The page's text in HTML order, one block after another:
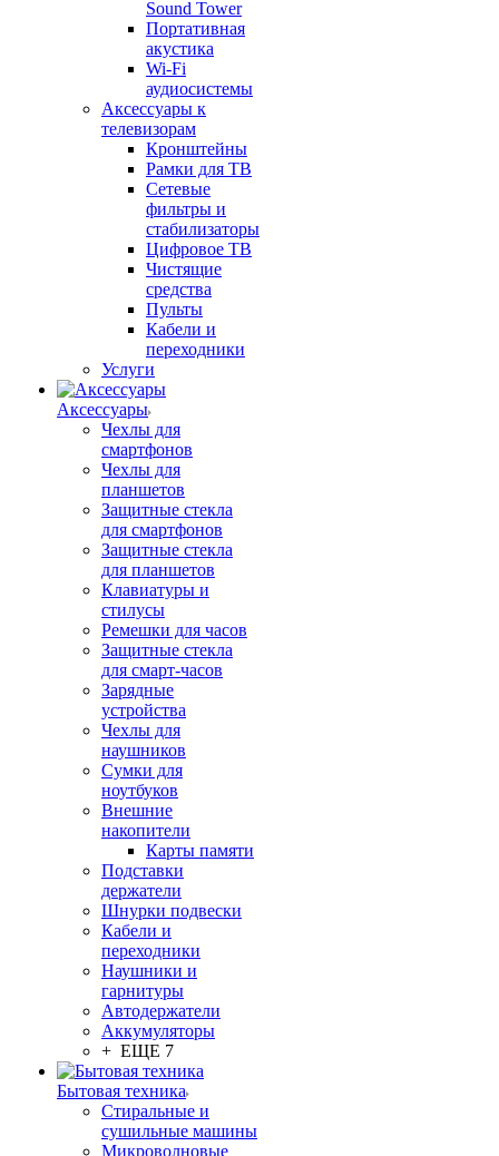
Sound Tower
Портативная
акустика
Wi-Fi
аудиосистемы
Аксессуары к
телевизорам
Кронштейны
Рамки для ТВ
Сетевые
фильтры и
стабилизаторы
Цифровое ТВ
Чистящие
средства
Пульты
Кабели и
переходники
Услуги
Аксессуары
Чехлы для
смартфонов
Чехлы для
планшетов
Защитные стекла
для смартфонов
Защитные стекла
для планшетов
Клавиатуры и
стилусы
Ремешки для часов
Защитные стекла
для смарт-часов
Зарядные
устройства
Чехлы для
наушников
Сумки для
ноутбуков
Внешние
накопители
Карты памяти
Подставки
держатели
Шнурки подвески
Кабели и
переходники
Наушники и
гарнитуры
Автодержатели
Аккумуляторы
+ ЕЩЕ 7
Бытовая техника
Стиральные и
сушильные машины
Микроволновые